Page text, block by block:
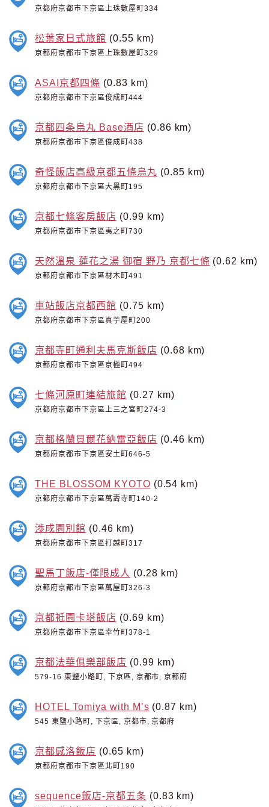
京都府京都市下京區上珠數屋町334
松葉家日式旅館 (0.55 km)
京都府京都市下京區上珠數屋町329
ASAI京都四條 (0.83 km)
京都府京都市下京區俊成町444
京都四条烏丸 Base酒店 (0.86 km)
京都府京都市下京區俊成町438
奇怪飯店高級京都五條烏丸 (0.85 km)
京都府京都市下京區大黑町195
京都七條客房飯店 (0.99 km)
京都府京都市下京區夷之町730
天然溫泉 蓮花之湯 御宿 野乃 京都七條 (0.62 km)
京都府京都市下京區材木町491
車站飯店京都西館 (0.75 km)
京都府京都市下京區真苧屋町200
京都寺町通利夫馬克斯飯店 (0.68 km)
京都府京都市下京區京極町494
七條河原町連結旅館 (0.27 km)
京都府京都市下京區上三之宮町274-3
京都格蘭貝爾花納雷亞飯店 (0.46 km)
京都府京都市下京區安土町646-5
THE BLOSSOM KYOTO (0.54 km)
京都府京都市下京區萬壽寺町140-2
渉成園別館 (0.46 km)
京都府京都市下京區打越町317
聖馬丁飯店-僅限成人 (0.28 km)
京都府京都市下京區萬屋町326-3
京都祗園卡塔飯店 (0.69 km)
京都府京都市下京區幸竹町378-1
京都法華俱樂部飯店 (0.99 km)
579-16 東鹽小路町, 下京區, 京都市, 京都府
HOTEL Tomiya with M’s (0.87 km)
545 東鹽小路町, 下京區, 京都市, 京都府
京都感洛飯店 (0.65 km)
京都府京都市下京區北町190
sequence飯店-京都五条 (0.83 km)